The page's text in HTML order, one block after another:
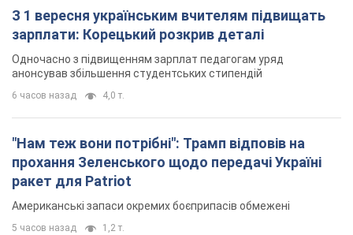
З 1 вересня українським вчителям підвищать
зарплати: Корецький розкрив деталі
Одночасно з підвищенням зарплат педагогам уряд
анонсував збільшення студентських стипендій
6 часов назад 4,0 т.
"Нам теж вони потрібні": Трамп відповів на
прохання Зеленського щодо передачі Україні
ракет для Patriot
Американські запаси окремих боєприпасів обмежені
5 часов назад 1,2 т.